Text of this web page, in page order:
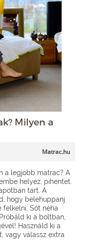
Milyen a
Matrac.hu
a legjobb matrac? A
helyez, pihentet.
tart. A
hogy belehuppanj
felkelni. Sőt néha
ki a boltban,
Használd ki a
vagy válassz extra